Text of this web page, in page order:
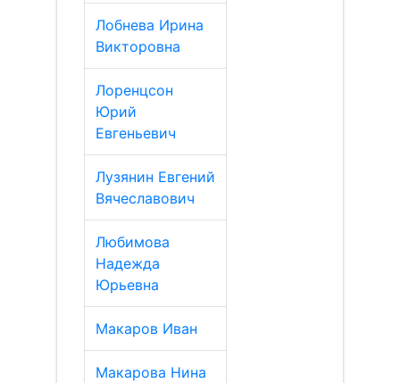
Лобнева Ирина
Викторовна
Лоренцсон
Юрий
Евгеньевич
Лузянин Евгений
Вячеславович
Любимова
Надежда
Юрьевна
Макаров Иван
Макарова Нина